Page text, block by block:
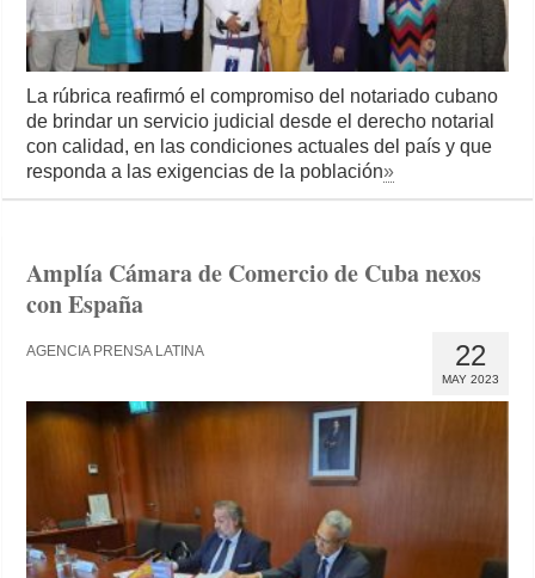
La rúbrica reafirmó el compromiso del notariado cubano
de brindar un servicio judicial desde el derecho notarial
con calidad, en las condiciones actuales del país y que
responda a las exigencias de la población»
Amplía Cámara de Comercio de Cuba nexos
con España
22
MAY 2023
AGENCIA PRENSA LATINA